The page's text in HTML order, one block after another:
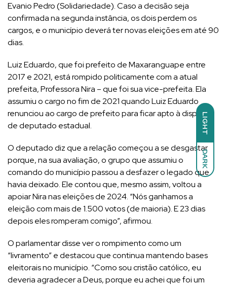
LIGHT
DARK
Evanio Pedro (Solidariedade). Caso a decisão seja
confirmada na segunda instância, os dois perdem os
cargos, e o município deverá ter novas eleições em até 90
dias.
Luiz Eduardo, que foi prefeito de Maxaranguape entre
2017 e 2021, está rompido politicamente com a atual
prefeita, Professora Nira – que foi sua vice-prefeita. Ela
assumiu o cargo no fim de 2021 quando Luiz Eduardo
renunciou ao cargo de prefeito para ficar apto à disputa
de deputado estadual.
O deputado diz que a relação começou a se desgastar
porque, na sua avaliação, o grupo que assumiu o
comando do município passou a desfazer o legado que
havia deixado. Ele contou que, mesmo assim, voltou a
apoiar Nira nas eleições de 2024. “Nós ganhamos a
eleição com mais de 1.500 votos (de maioria). E 23 dias
depois eles romperam comigo”, afirmou.
O parlamentar disse ver o rompimento como um
“livramento” e destacou que continua mantendo bases
eleitorais no município. “Como sou cristão católico, eu
deveria agradecer a Deus, porque eu achei que foi um